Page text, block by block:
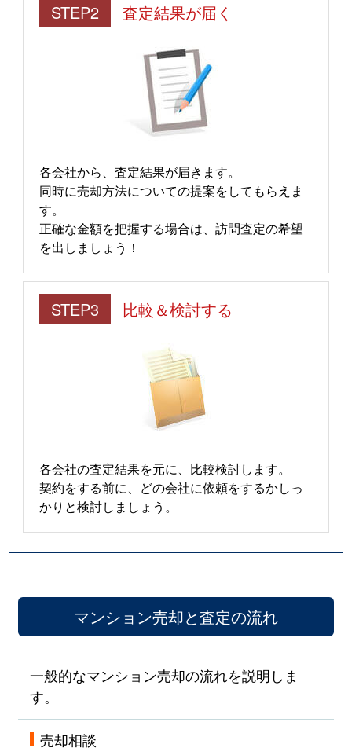
STEP2 査定結果が届く
各会社から、査定結果が届きます。
同時に売却方法についての提案をしてもらえま
す。
正確な金額を把握する場合は、訪問査定の希望
を出しましょう！
STEP3 比較＆検討する
各会社の査定結果を元に、比較検討します。
契約をする前に、どの会社に依頼をするかしっ
かりと検討しましょう。
マンション売却と査定の流れ
一般的なマンション売却の流れを説明しま
す。
売却相談